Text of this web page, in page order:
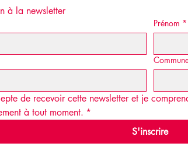
à la newsletter
Prénom *
de recevoir cette newsletter et je
à tout moment. *
S'inscrire